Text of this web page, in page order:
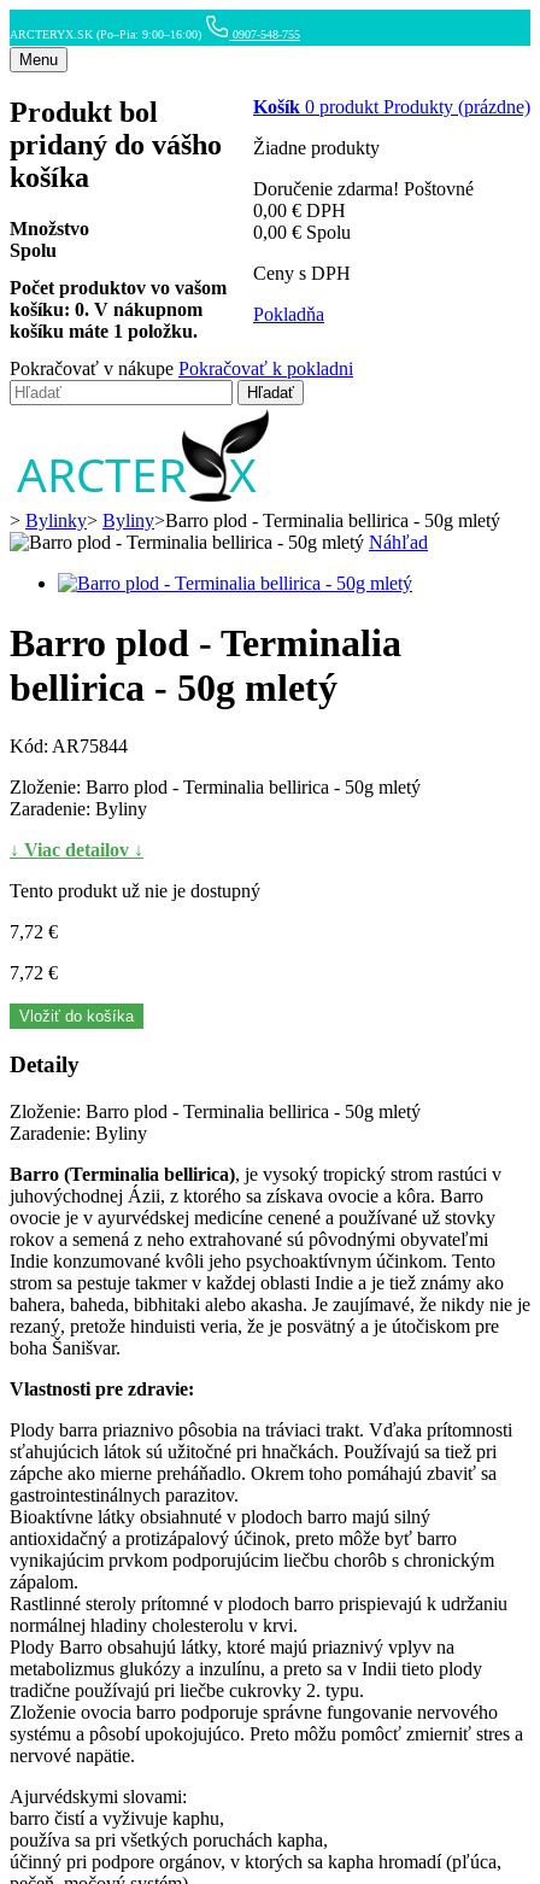
ARCTERYX.SK (Po–Pia: 9:00–16:00) 0907-548-755
Menu
Košík 0 produkt Produkty (prázdne)
Žiadne produkty
Doručenie zdarma! Poštovné
0,00 € DPH
0,00 € Spolu
Ceny s DPH
Pokladňa
Produkt bol
pridaný do vášho
košíka
Množstvo
Spolu
Počet produktov vo vašom
košíku: 0. V nákupnom
košíku máte 1 položku.
Pokračovať v nákupe Pokračovať k pokladni
Hľadať
> Bylinky> Byliny>Barro plod - Terminalia bellirica - 50g mletý
Náhľad
Barro plod - Terminalia
bellirica - 50g mletý
Kód: AR75844
Zloženie: Barro plod - Terminalia bellirica - 50g mletý
Zaradenie: Byliny
↓ Viac detailov ↓
Tento produkt už nie je dostupný
7,72 €
7,72 €
Vložiť do košíka
Detaily
Zloženie: Barro plod - Terminalia bellirica - 50g mletý
Zaradenie: Byliny
Barro (Terminalia bellirica), je vysoký tropický strom rastúci v
juhovýchodnej Ázii, z ktorého sa získava ovocie a kôra. Barro
ovocie je v ayurvédskej medicíne cenené a používané už stovky
rokov a semená z neho extrahované sú pôvodnými obyvateľmi
Indie konzumované kvôli jeho psychoaktívnym účinkom. Tento
strom sa pestuje takmer v každej oblasti Indie a je tiež známy ako
bahera, baheda, bibhitaki alebo akasha. Je zaujímavé, že nikdy nie je
rezaný, pretože hinduisti veria, že je posvätný a je útočiskom pre
boha Šanišvar.
Vlastnosti pre zdravie:
Plody barra priaznivo pôsobia na tráviaci trakt. Vďaka prítomnosti
sťahujúcich látok sú užitočné pri hnačkách. Používajú sa tiež pri
zápche ako mierne preháňadlo. Okrem toho pomáhajú zbaviť sa
gastrointestinálnych parazitov.
Bioaktívne látky obsiahnuté v plodoch barro majú silný
antioxidačný a protizápalový účinok, preto môže byť barro
vynikajúcim prvkom podporujúcim liečbu chorôb s chronickým
zápalom.
Rastlinné steroly prítomné v plodoch barro prispievajú k udržaniu
normálnej hladiny cholesterolu v krvi.
Plody Barro obsahujú látky, ktoré majú priaznivý vplyv na
metabolizmus glukózy a inzulínu, a preto sa v Indii tieto plody
tradične používajú pri liečbe cukrovky 2. typu.
Zloženie ovocia barro podporuje správne fungovanie nervového
systému a pôsobí upokojujúco. Preto môžu pomôcť zmierniť stres a
nervové napätie.
Ajurvédskymi slovami:
barro čistí a vyživuje kaphu,
používa sa pri všetkých poruchách kapha,
účinný pri podpore orgánov, v ktorých sa kapha hromadí (pľúca,